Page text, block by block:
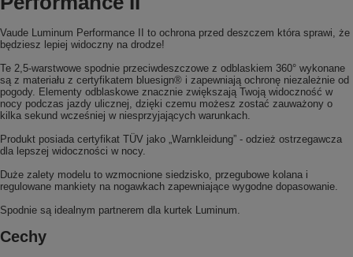
Vaude Luminum Performance II to ochrona przed deszczem która sprawi, że
będziesz lepiej widoczny na drodze!
Te 2,5-warstwowe spodnie przeciwdeszczowe z odblaskiem 360° wykonane
są z materiału z certyfikatem bluesign® i zapewniają ochronę niezależnie od
pogody. Elementy odblaskowe znacznie zwiększają Twoją widoczność w
nocy podczas jazdy ulicznej, dzięki czemu możesz zostać zauważony o
kilka sekund wcześniej w niesprzyjających warunkach.
Produkt posiada certyfikat TÜV jako „Warnkleidung” - odzież ostrzegawcza
dla lepszej widoczności w nocy.
Duże zalety modelu to wzmocnione siedzisko, przegubowe kolana i
regulowane mankiety na nogawkach zapewniające wygodne dopasowanie.
Spodnie są idealnym partnerem dla kurtek Luminum.
Cechy